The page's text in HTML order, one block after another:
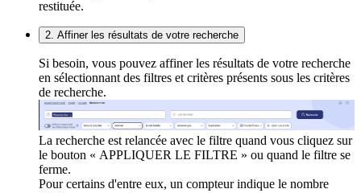
restituée.
2. Affiner les résultats de votre recherche
Si besoin, vous pouvez affiner les résultats de votre recherche
en sélectionnant des filtres et critères présents sous les critères
de recherche.
La recherche est relancée avec le filtre quand vous cliquez sur
le bouton « APPLIQUER LE FILTRE » ou quand le filtre se
ferme.
Pour certains d'entre eux, un compteur indique le nombre